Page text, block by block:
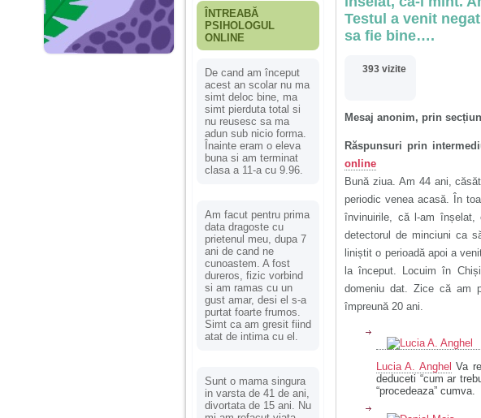
ÎNTREABĂ
PSIHOLOGUL
ONLINE
De cand am început
acest an scolar nu ma
simt deloc bine, ma
simt pierduta total si
nu reusesc sa ma
adun sub nicio forma.
Înainte eram o eleva
buna si am terminat
clasa a 11-a cu 9.96.
Am facut pentru prima
data dragoste cu
prietenul meu, dupa 7
ani de cand ne
cunoastem. A fost
dureros, fizic vorbind
si am ramas cu un
gust amar, desi el s-a
purtat foarte frumos.
Simt ca am gresit fiind
atat de intima cu el.
Sunt o mama singura
in varsta de 41 de ani,
divortata de 15 ani. Nu
Testul a venit
sa fie bine….
393 vizite
Mesaj anonim, prin
Răspunsuri prin
online
Bună ziua. Am 44 ani,
periodic venea acasă. În
învinuirile, că l-am
detectorul de minciuni ca
liniștit o perioadă apoi a
la început. Locuim în
domeniu dat. Zice că am
împreună 20 ani.
Lucia A. Anghel Va
deduceti “cum ar
“procedeaza” cumva.